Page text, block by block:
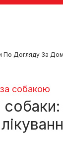
По Догляду За
собакою